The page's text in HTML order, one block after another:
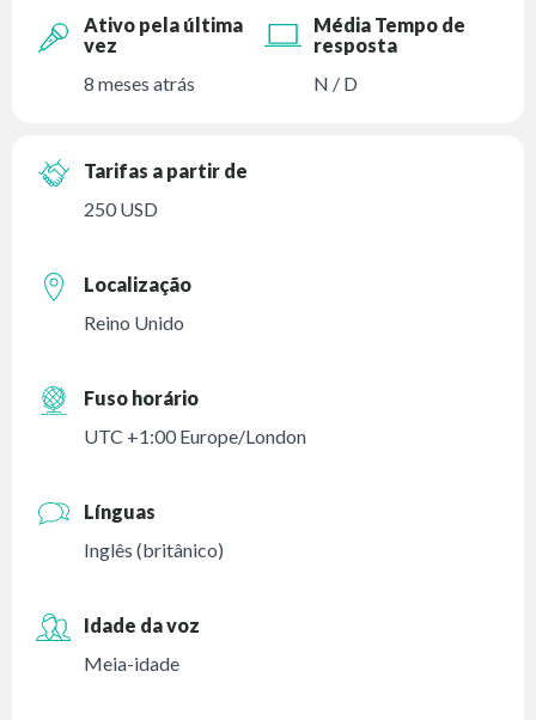
Ativo pela última
vez
8 meses atrás
Média Tempo de
resposta
N / D
Tarifas a partir de
250 USD
Localização
Reino Unido
Fuso horário
UTC +1:00 Europe/London
Línguas
Inglês (britânico)
Idade da voz
Meia-idade